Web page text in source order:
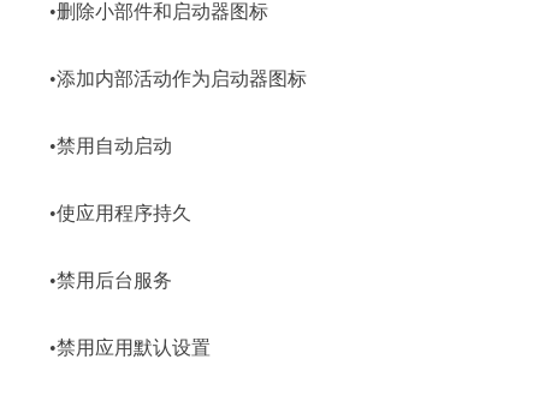
•删除小部件和启动器图标
•添加内部活动作为启动器图标
•禁用自动启动
•使应用程序持久
•禁用后台服务
•禁用应用默认设置